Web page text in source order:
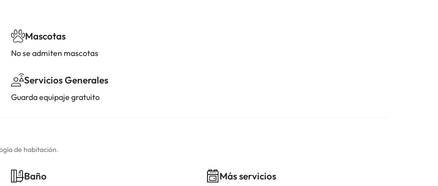
Mascotas
No se admiten mascotas
Servicios Generales
Guarda equipaje gratuito
de habitación.
Baño Más servicios